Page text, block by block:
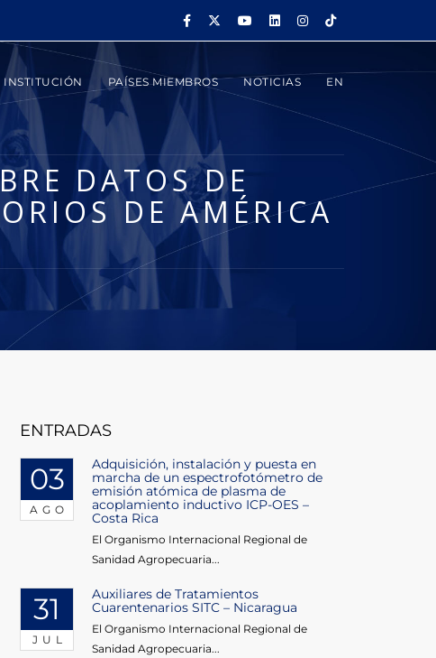
INSTITUCIÓN PAÍSES MIEMBROS NOTICIAS EN
DATOS DE
DE AMÉRICA
ENTRADAS
03
AGO
Adquisición, instalación y puesta en
marcha de un espectrofotómetro de
emisión atómica de plasma de
acoplamiento inductivo ICP-OES –
Costa Rica
El Organismo Internacional Regional de
Sanidad Agropecuaria...
31
JUL
Auxiliares de Tratamientos
Cuarentenarios SITC – Nicaragua
El Organismo Internacional Regional de
Sanidad Agropecuaria...